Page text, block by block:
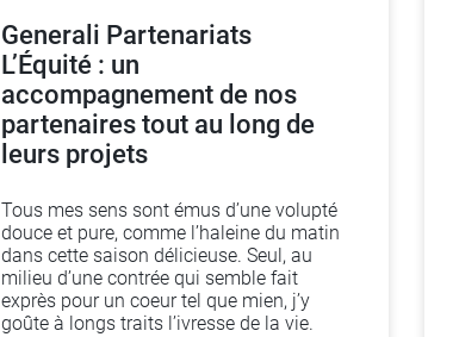
Generali Partenariats
L’Équité : un
accompagnement de nos
partenaires tout au long de
leurs projets
Tous mes sens sont émus d’une volupté
douce et pure, comme l’haleine du matin
dans cette saison délicieuse. Seul, au
milieu d’une contrée qui semble fait
exprès pour un coeur tel que mien, j’y
goûte à longs traits l’ivresse de la vie.